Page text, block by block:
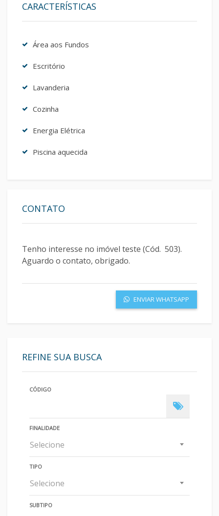
CARACTERÍSTICAS
Área aos Fundos
Escritório
Lavanderia
Cozinha
Energia Elétrica
Piscina aquecida
CONTATO
ENVIAR WHATSAPP
REFINE SUA BUSCA
CÓDIGO
FINALIDADE
Selecione
TIPO
Selecione
SUBTIPO